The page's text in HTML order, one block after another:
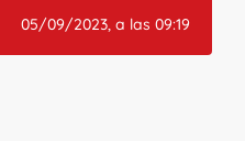
05/09/2023, a las 09:19